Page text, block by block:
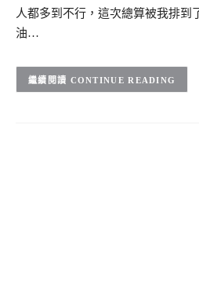
人都多到不行，這次總算被我排到
油…
CONTINUE READING